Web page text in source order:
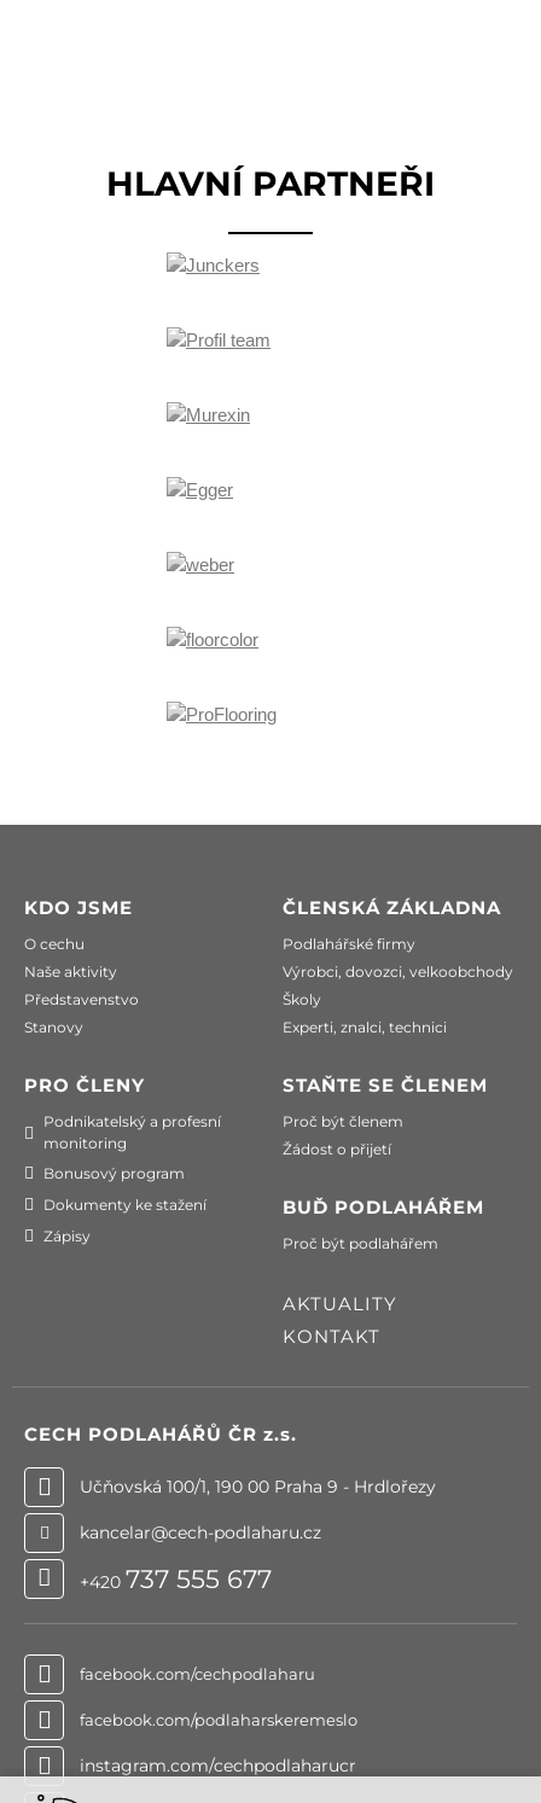
HLAVNÍ PARTNEŘI
KDO JSME
O cechu
Naše aktivity
Představenstvo
Stanovy
PRO ČLENY
Podnikatelský a profesní
monitoring
Bonusový program
Dokumenty ke stažení
Zápisy
ČLENSKÁ ZÁKLADNA
Podlahářské firmy
Výrobci, dovozci, velkoobchody
Školy
Experti, znalci, technici
STAŇTE SE ČLENEM
Proč být členem
Žádost o přijetí
BUĎ PODLAHÁŘEM
Proč být podlahářem
AKTUALITY
KONTAKT
CECH PODLAHÁŘŮ ČR z.s.
Učňovská 100/1, 190 00 Praha 9 - Hrdlořezy
kancelar@cech-podlaharu.cz
+420 737 555 677
facebook.com/cechpodlaharu
facebook.com/podlaharskeremeslo
instagram.com/cechpodlaharucr